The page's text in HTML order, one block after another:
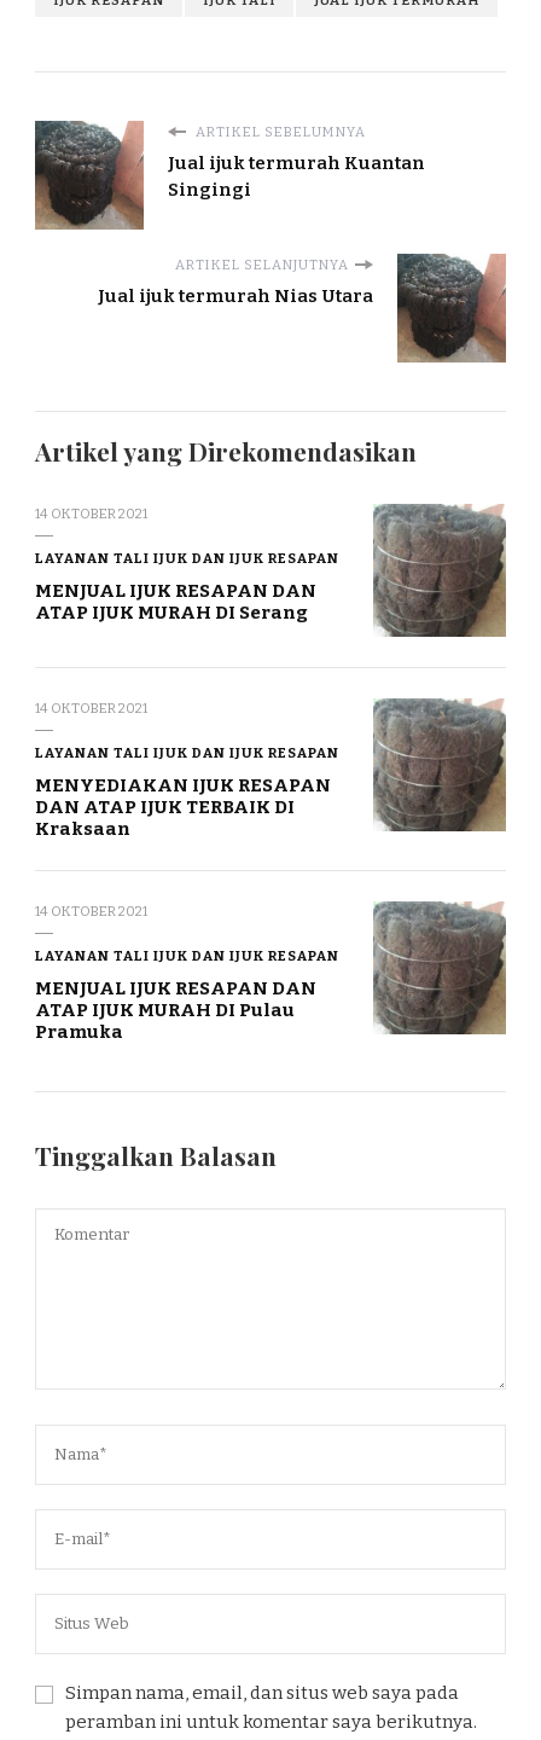
ARTIKEL SEBELUMNYA
Jual ijuk termurah Kuantan
Singingi
ARTIKEL SELANJUTNYA
Jual ijuk termurah Nias Utara
Artikel yang Direkomendasikan
14 OKTOBER 2021
LAYANAN TALI IJUK DAN IJUK RESAPAN
MENJUAL IJUK RESAPAN DAN
ATAP IJUK MURAH DI Serang
14 OKTOBER 2021
LAYANAN TALI IJUK DAN IJUK RESAPAN
MENYEDIAKAN IJUK RESAPAN
DAN ATAP IJUK TERBAIK DI
Kraksaan
14 OKTOBER 2021
LAYANAN TALI IJUK DAN IJUK RESAPAN
MENJUAL IJUK RESAPAN DAN
ATAP IJUK MURAH DI Pulau
Pramuka
Tinggalkan Balasan
Simpan nama, email, dan situs web saya pada
peramban ini untuk komentar saya berikutnya.